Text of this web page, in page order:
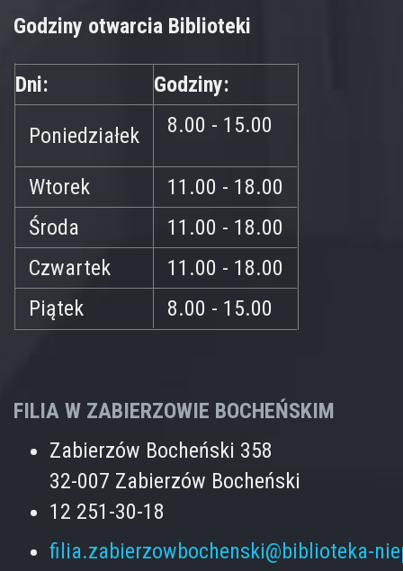
Godziny otwarcia Biblioteki
Dni: Godziny:
Poniedziałek 8.00 - 15.00
Wtorek
11.00 - 18.00
Środa
11.00 - 18.00
Czwartek
11.00 - 18.00
Piątek
8.00 - 15.00
FILIA W ZABIERZOWIE BOCHEŃSKIM
Zabierzów Bocheński 358
32-007 Zabierzów Bocheński
12 251-30-18
filia.zabierzowbochenski@biblioteka-